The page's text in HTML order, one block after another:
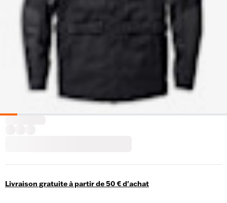
Livraison gratuite à partir de 50 € d'achat